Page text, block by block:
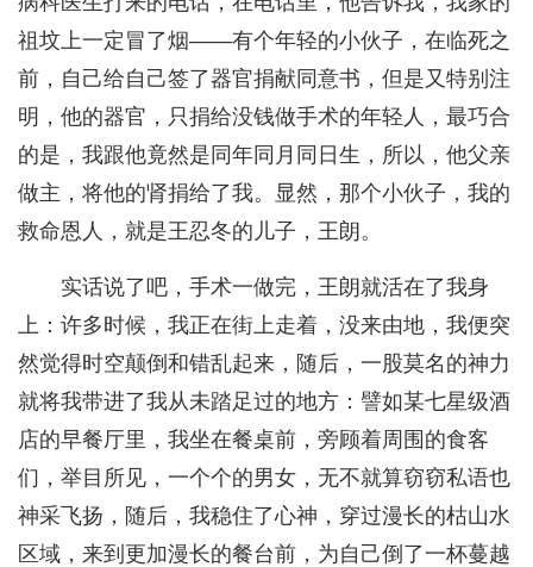
祖坟上一定冒了烟——有个年轻的小伙子，在临死之
前，自己给自己签了器官捐献同意书，但是又特别注
明，他的器官，只捐给没钱做手术的年轻人，最巧合
的是，我跟他竟然是同年同月同日生，所以，他父亲
做主，将他的肾捐给了我。显然，那个小伙子，我的
救命恩人，就是王忍冬的儿子，王朗。
实话说了吧，手术一做完，王朗就活在了我身
上：许多时候，我正在街上走着，没来由地，我便突
然觉得时空颠倒和错乱起来，随后，一股莫名的神力
就将我带进了我从未踏足过的地方：譬如某七星级酒
店的早餐厅里，我坐在餐桌前，旁顾着周围的食客
们，举目所见，一个个的男女，无不就算窃窃私语也
神采飞扬，随后，我稳住了心神，穿过漫长的枯山水
区域，来到更加漫长的餐台前，为自己倒了一杯蔓越